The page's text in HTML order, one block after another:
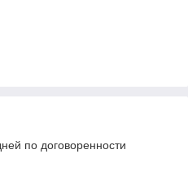
по договоренности